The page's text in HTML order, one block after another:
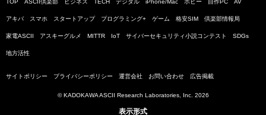
TOP ASCII倶楽部 ビジネス TECH デジタル iPhone/Mac ホビー 自作PC AV
アキバ スマホ スタートアップ プログラミング+ ゲーム 格安SIM 倶楽部情報局
家電ASCII アスキーグルメ MITTR IoT サイバーセキュリティ小説コンテスト SDGs
地方活性
サイトポリシー プライバシーポリシー 運営会社 お問い合わせ 広告掲載
© KADOKAWA ASCII Research Laboratories, Inc. 2026
表示形式